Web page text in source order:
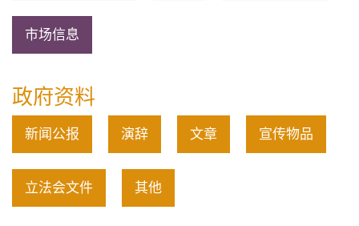
市场信息
政府资料
新闻公报 演辞 文章 宣传物品
立法会文件 其他